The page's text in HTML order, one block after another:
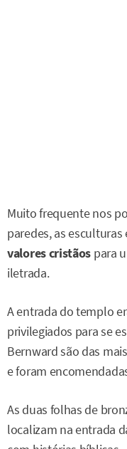
Muito frequente nos
paredes, as
valores cristãos para
iletrada.
A entrada do templo
privilegiados para se
Bernward são das
e foram
As duas folhas de
localizam na entrada